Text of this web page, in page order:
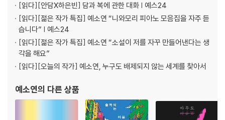
[읽다] [안담X하은빈] 담과 복에 관한 대화 | 예스24
[읽다] [젊은 작가 특집] 예소연 “니와모리 피아노 모음집을 자주 듣
습니다” | 예스24
[읽다] [젊은 작가 특집] 예소연 “소설이 저를 자꾸 만들어낸다는 생
각을 해요”
[읽다] [오늘의 작가] 예소연, 누구도 배제되지 않는 세계를 찾아서
예소연의 다른 상품